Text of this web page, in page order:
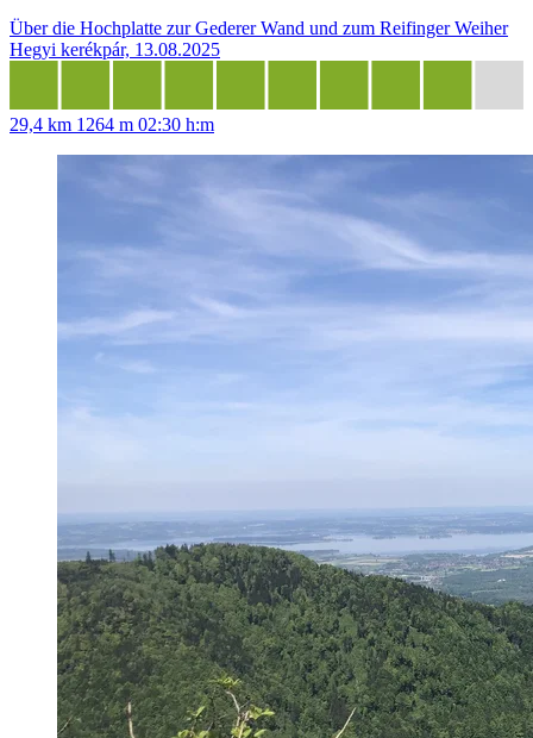
Über die Hochplatte zur Gederer Wand und zum Reifinger Weiher
Hegyi kerékpár, 13.08.2025
29,4 km 1264 m 02:30 h:m